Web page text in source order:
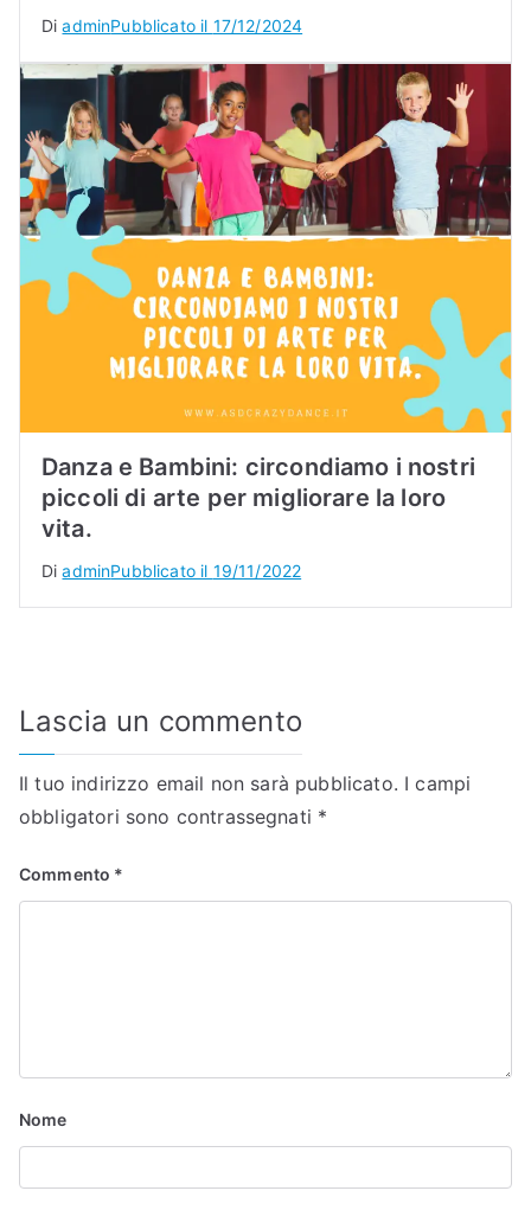
DiadminPubblicato il 17/12/2024
Danza e Bambini: circondiamo i nostri
piccoli di arte per migliorare la loro
vita.
DiadminPubblicato il 19/11/2022
Lascia un commento
Il tuo indirizzo email non sarà pubblicato. I campi
obbligatori sono contrassegnati *
Commento *
Nome